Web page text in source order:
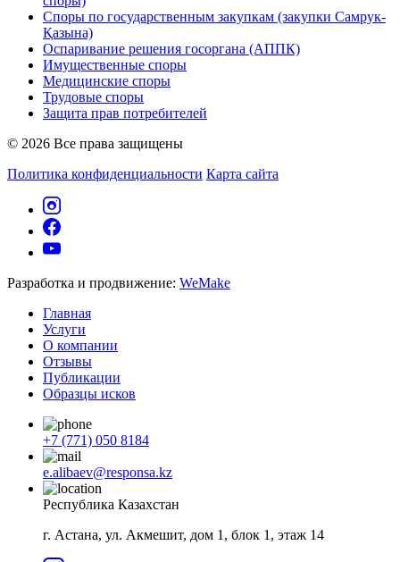
Споры по государственным закупкам (закупки Самрук-
Қазына)
Оспаривание решения госоргана (АППК)
Имущественные споры
Медицинские споры
Трудовые споры
Защита прав потребителей
© 2026 Все права защищены
Политика конфиденциальности Карта сайта
Разработка и продвижение: WeMake
Главная
Услуги
О компании
Отзывы
Публикации
Образцы исков
+7 (771) 050 8184
e.alibaev@responsa.kz
Республика Казахстан
г. Астана, ул. Акмешит, дом 1, блок 1, этаж 14